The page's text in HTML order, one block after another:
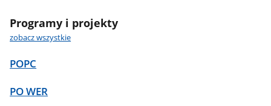
Programy i projekty
zobacz wszystkie
POPC
PO WER